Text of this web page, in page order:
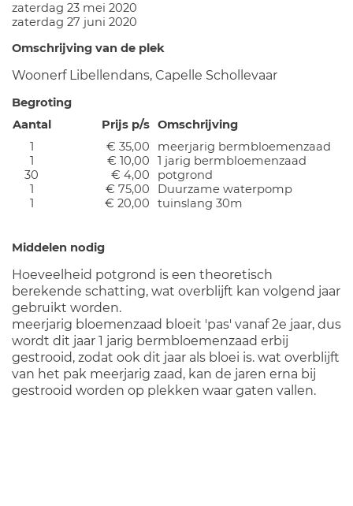
zaterdag 23 mei 2020
zaterdag 27 juni 2020
Omschrijving van de plek
Woonerf Libellendans, Capelle Schollevaar
Begroting
Aantal
Prijs p/s Omschrijving
1
€ 35,00
meerjarig bermbloemenzaad
1
€ 10,00
1 jarig bermbloemenzaad
30
€ 4,00
potgrond
1
€ 75,00
Duurzame waterpomp
1
€ 20,00 tuinslang 30m
Middelen nodig
Hoeveelheid potgrond is een theoretisch
berekende schatting, wat overblijft kan volgend jaar
gebruikt worden.
meerjarig bloemenzaad bloeit 'pas' vanaf 2e jaar, dus
wordt dit jaar 1 jarig bermbloemenzaad erbij
gestrooid, zodat ook dit jaar als bloei is. wat overblijft
van het pak meerjarig zaad, kan de jaren erna bij
gestrooid worden op plekken waar gaten vallen.